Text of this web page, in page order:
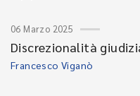
06 Marzo 2025
Discrezionalità
Francesco Viganò